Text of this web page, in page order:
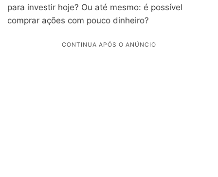
para investir hoje? Ou até mesmo: é possível
comprar ações com pouco dinheiro?